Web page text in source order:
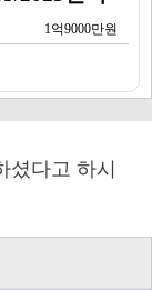
1억9000만원
셨다고 하시